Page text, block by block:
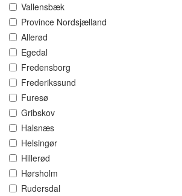
Vallensbæk
Province Nordsjælland
Allerød
Egedal
Fredensborg
Frederikssund
Furesø
Gribskov
Halsnæs
Helsingør
Hillerød
Hørsholm
Rudersdal